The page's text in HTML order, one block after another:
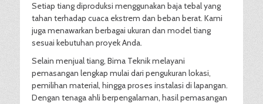
Setiap tiang diproduksi menggunakan baja tebal yang
tahan terhadap cuaca ekstrem dan beban berat. Kami
juga menawarkan berbagai ukuran dan model tiang
sesuai kebutuhan proyek Anda.
Selain menjual tiang, Bima Teknik melayani
pemasangan lengkap mulai dari pengukuran lokasi,
pemilihan material, hingga proses instalasi di lapangan.
Dengan tenaga ahli berpengalaman, hasil pemasangan